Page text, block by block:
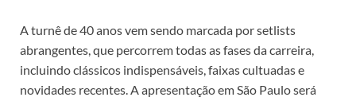
A turnê de 40 anos vem sendo marcada por setlists
abrangentes, que percorrem todas as fases da carreira,
incluindo clássicos indispensáveis, faixas cultuadas e
novidades recentes. A apresentação em São Paulo será